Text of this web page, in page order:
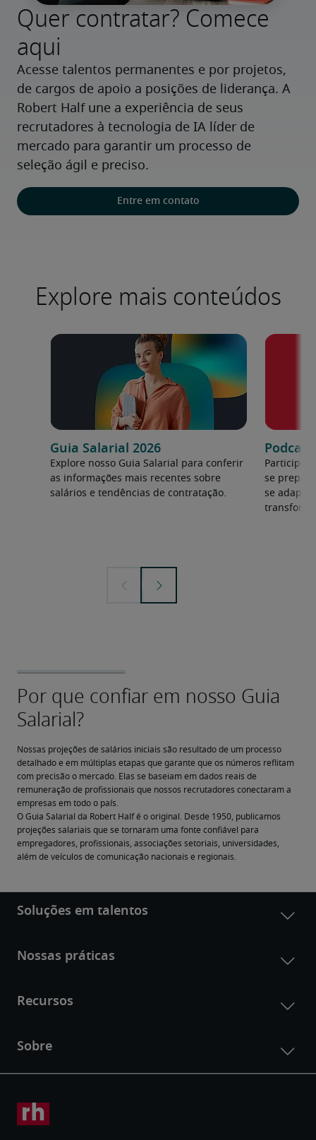
Quer contratar? Comece
aqui
Acesse talentos permanentes e por projetos,
de cargos de apoio a posições de liderança. A
Robert Half une a experiência de seus
recrutadores à tecnologia de IA líder de
mercado para garantir um processo de
seleção ágil e preciso.
Entre em contato
Explore mais conteúdos
Guia Salarial 2026
Explore nosso Guia Salarial para conferir
as informações mais recentes sobre
salários e tendências de contratação.
Participe
se
se
Nossas projeções de salários iniciais são resultado de um processo
detalhado e em múltiplas etapas que garante que os números reflitam
com precisão o mercado. Elas se baseiam em dados reais de
remuneração de profissionais que nossos recrutadores conectaram a
empresas em todo o país.
O Guia Salarial da Robert Half é o original. Desde 1950, publicamos
projeções salariais que se tornaram uma fonte confiável para
empregadores, profissionais, associações setoriais, universidades,
além de veículos de comunicação nacionais e regionais.